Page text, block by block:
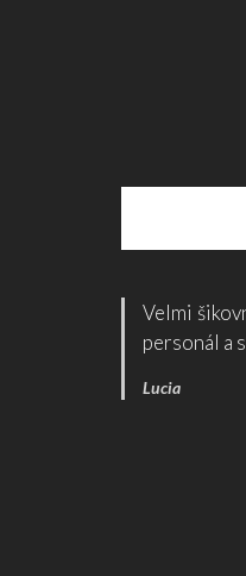
Velmi
personál a
Lucia